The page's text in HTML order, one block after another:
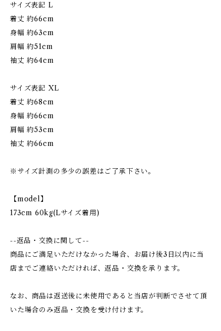
サイズ表記 L
着丈 約66cm
身幅 約63cm
肩幅 約51cm
袖丈 約64cm
サイズ表記 XL
着丈 約68cm
身幅 約66cm
肩幅 約53cm
袖丈 約66cm
※サイズ計測の多少の誤差はご了承下さい。
【model】
173cm 60kg(Lサイズ着用)
--返品・交換に関して--
商品にご満足いただけなかった場合、お届け後3日以内に当
店までご連絡いただければ、返品・交換を承ります。
なお、商品は返送後に未使用であると当店が判断でさせて頂
いた場合のみ返品・交換を受け付けます。